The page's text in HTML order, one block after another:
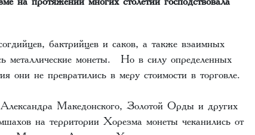
бактрийцев и саков, а также взаимных
металлические монеты. Но в силу определенных
они не превратились в меру стоимости в торговле.
Македонского, Золотой Орды и других
на территории Хорезма монеты чеканились от